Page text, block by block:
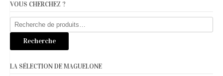
VOUS CHERCHEZ ?
Recherche
pour :
Recherche
LA SÉLECTION DE MAGUELONE